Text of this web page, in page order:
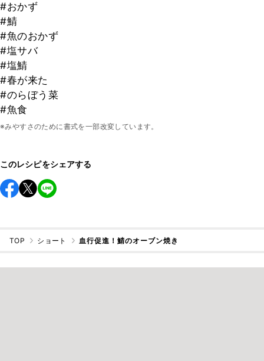
#おかず
#鯖
#魚のおかず
#塩サバ
#塩鯖
#春が来た
#のらぼう菜
#魚食
※みやすさのために書式を一部改変しています。
このレシピをシェアする
TOP ショート 血行促進！鯖のオーブン焼き